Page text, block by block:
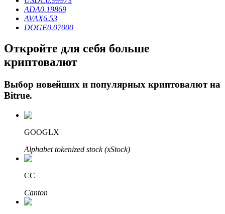
Авто Инвест
Получите долгосрочную прибыль и гибкие проценты
ADA0.19869
AVAX6.53
DOGE0.07000
Откройте для себя больше
криптовалют
Выбор новейших и популярных криптовалют на
Bitrue.
GOOGLX
Alphabet tokenized stock (xStock)
CC
Canton